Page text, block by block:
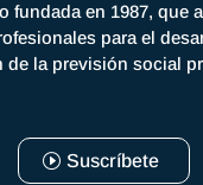
fundada en 1987, que
para el
la previsión social
Suscríbete